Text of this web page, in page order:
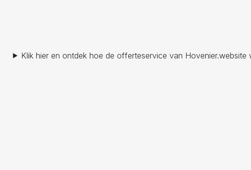
Klik hier en ontdek hoe de offerteservice van Hovenier.website